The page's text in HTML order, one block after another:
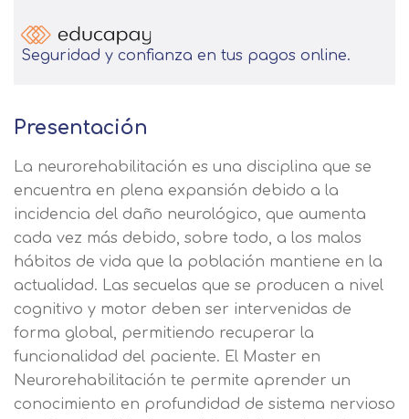
Seguridad y confianza en tus pagos online.
Presentación
La neurorehabilitación es una disciplina que se
encuentra en plena expansión debido a la
incidencia del daño neurológico, que aumenta
cada vez más debido, sobre todo, a los malos
hábitos de vida que la población mantiene en la
actualidad. Las secuelas que se producen a nivel
cognitivo y motor deben ser intervenidas de
forma global, permitiendo recuperar la
funcionalidad del paciente. El Master en
Neurorehabilitación te permite aprender un
conocimiento en profundidad de sistema nervioso